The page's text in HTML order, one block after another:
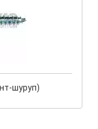
шуруп)